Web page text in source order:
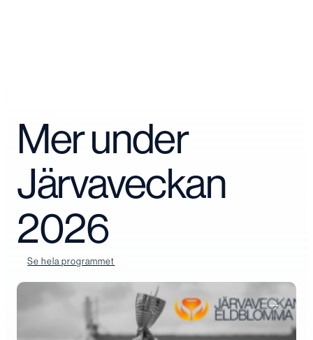
Mer under
Järvaveckan
2026
Se hela programmet